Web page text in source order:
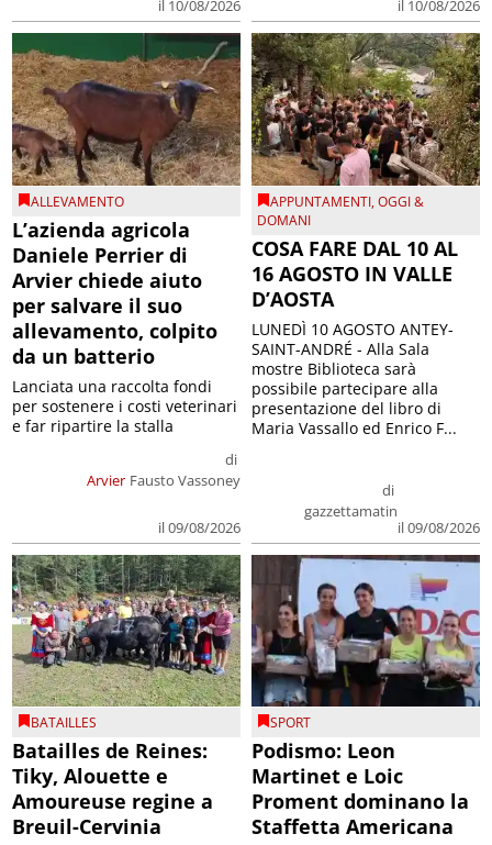
il 10/08/2026 il 10/08/2026
ALLEVAMENTO
L’azienda agricola
Daniele Perrier di
Arvier chiede aiuto
per salvare il suo
allevamento, colpito
da un batterio
Arvier
di
Fausto Vassoney
il 09/08/2026
Lanciata una raccolta fondi
per sostenere i costi veterinari
e far ripartire la stalla
APPUNTAMENTI,OGGI &
DOMANI
COSA FARE DAL 10 AL
16 AGOSTO IN VALLE
D’AOSTA
di
gazzettamatin
il 09/08/2026
LUNEDÌ 10 AGOSTO ANTEY-
SAINT-ANDRÉ - Alla Sala
mostre Biblioteca sarà
possibile partecipare alla
presentazione del libro di
Maria Vassallo ed Enrico F...
BATAILLES
Batailles de Reines:
Tiky, Alouette e
Amoureuse regine a
Breuil-Cervinia
SPORT
Podismo: Leon
Martinet e Loic
Proment dominano la
Staffetta Americana